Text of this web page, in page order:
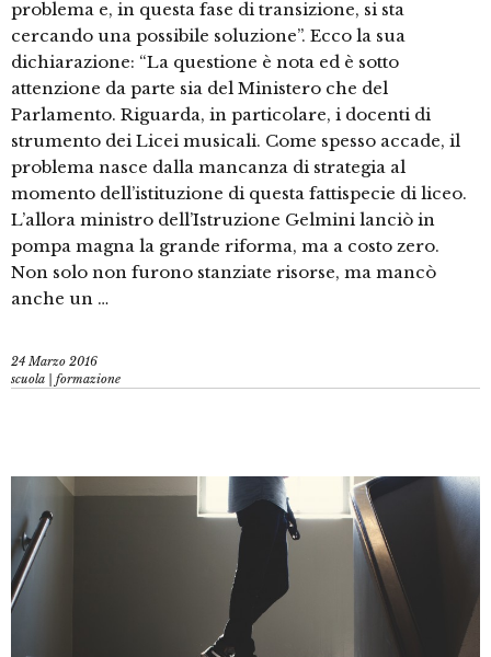
problema e, in questa fase di transizione, si sta
cercando una possibile soluzione”. Ecco la sua
dichiarazione: “La questione è nota ed è sotto
attenzione da parte sia del Ministero che del
Parlamento. Riguarda, in particolare, i docenti di
strumento dei Licei musicali. Come spesso accade, il
problema nasce dalla mancanza di strategia al
momento dell’istituzione di questa fattispecie di liceo.
L’allora ministro dell’Istruzione Gelmini lanciò in
pompa magna la grande riforma, ma a costo zero.
Non solo non furono stanziate risorse, ma mancò
anche un …
24 Marzo 2016
scuola | formazione